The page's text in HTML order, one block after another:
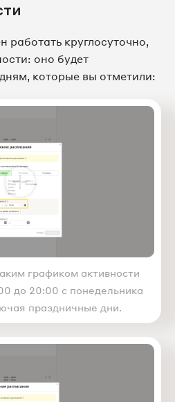
работать круглосуточно,
оно будет
которые вы отметили:
графиком активности
до 20:00 с понедельника
праздничные дни.